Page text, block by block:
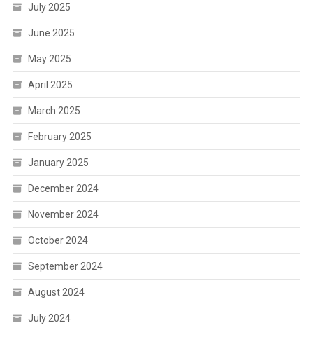
July 2025
June 2025
May 2025
April 2025
March 2025
February 2025
January 2025
December 2024
November 2024
October 2024
September 2024
August 2024
July 2024